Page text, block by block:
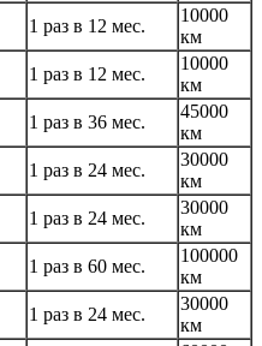
1 раз в 12 мес.
10000
км
1 раз в 12 мес.
10000
км
1 раз в 36 мес.
45000
км
1 раз в 24 мес.
30000
км
1 раз в 24 мес.
30000
км
1 раз в 60 мес.
100000
км
1 раз в 24 мес.
30000
км